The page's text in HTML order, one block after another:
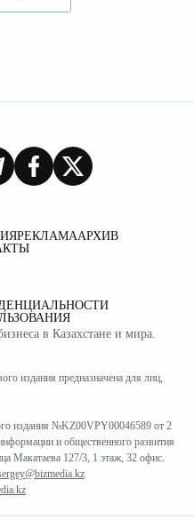
РЕКЛАМААРХИВ
в Казахстане и мира.
издания предназначена для лиц,
издания №KZ00VPY00046589 от 2
и общественного развития
Макатаева 127/3, 1 этаж, 32 офис.